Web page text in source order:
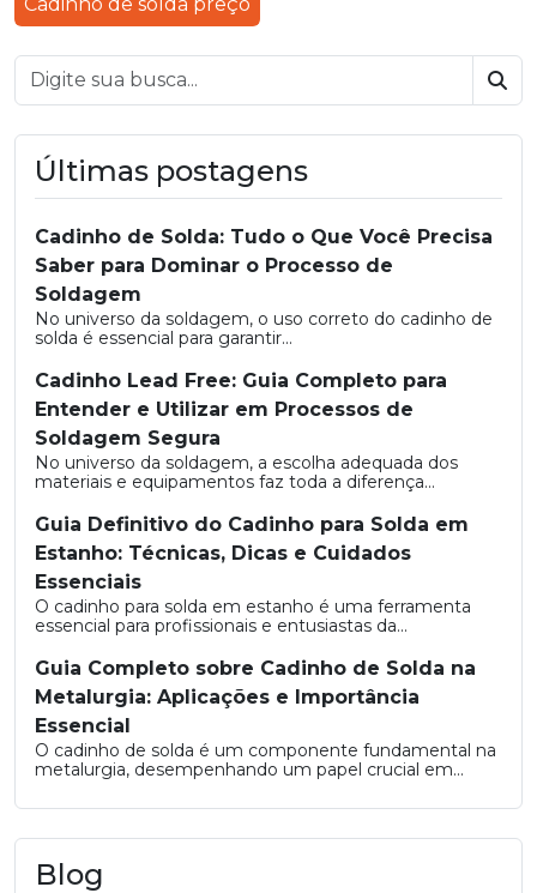
Últimas postagens
Cadinho de Solda: Tudo o Que Você Precisa
Saber para Dominar o Processo de
Soldagem
No universo da soldagem, o uso correto do cadinho de
solda é essencial para garantir...
Cadinho Lead Free: Guia Completo para
Entender e Utilizar em Processos de
Soldagem Segura
No universo da soldagem, a escolha adequada dos
materiais e equipamentos faz toda a diferença...
Guia Definitivo do Cadinho para Solda em
Estanho: Técnicas, Dicas e Cuidados
Essenciais
O cadinho para solda em estanho é uma ferramenta
essencial para profissionais e entusiastas da...
Guia Completo sobre Cadinho de Solda na
Metalurgia: Aplicações e Importância
Essencial
O cadinho de solda é um componente fundamental na
metalurgia, desempenhando um papel crucial em...
Blog